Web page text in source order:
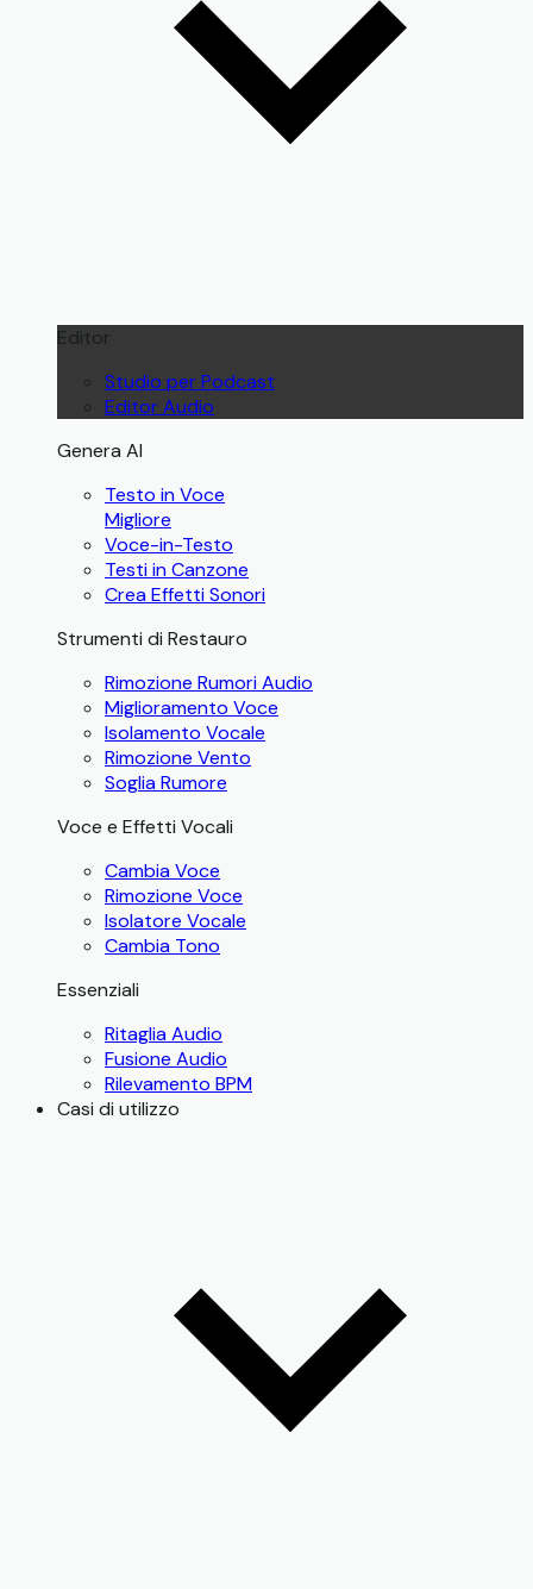
Editor
Studio per Podcast
Editor Audio
Genera AI
Testo in Voce
Migliore
Voce-in-Testo
Testi in Canzone
Crea Effetti Sonori
Strumenti di Restauro
Rimozione Rumori Audio
Miglioramento Voce
Isolamento Vocale
Rimozione Vento
Soglia Rumore
Voce e Effetti Vocali
Cambia Voce
Rimozione Voce
Isolatore Vocale
Cambia Tono
Essenziali
Ritaglia Audio
Fusione Audio
Rilevamento BPM
Casi di utilizzo